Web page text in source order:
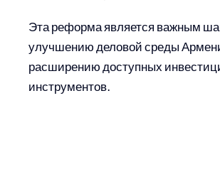
Эта реформа является важным
улучшению деловой среды
расширению доступных
инструментов.